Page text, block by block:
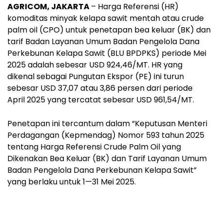
AGRICOM, JAKARTA– Harga Referensi (HR)
komoditas minyak kelapa sawit mentah atau crude
palm oil (CPO) untuk penetapan bea keluar (BK) dan
tarif Badan Layanan Umum Badan Pengelola Dana
Perkebunan Kelapa Sawit (BLU BPDPKS) periode Mei
2025 adalah sebesar USD 924,46/MT. HR yang
dikenal sebagai Pungutan Ekspor (PE) ini turun
sebesar USD 37,07 atau 3,86 persen dari periode
April 2025 yang tercatat sebesar USD 961,54/MT.
Penetapan ini tercantum dalam “Keputusan Menteri
Perdagangan (Kepmendag) Nomor 593 tahun 2025
tentang Harga Referensi Crude Palm Oil yang
Dikenakan Bea Keluar (BK) dan Tarif Layanan Umum
Badan Pengelola Dana Perkebunan Kelapa Sawit”
yang berlaku untuk 1—31 Mei 2025.